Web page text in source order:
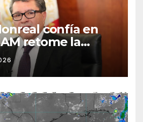
confía en
retome la
e inicie el
el